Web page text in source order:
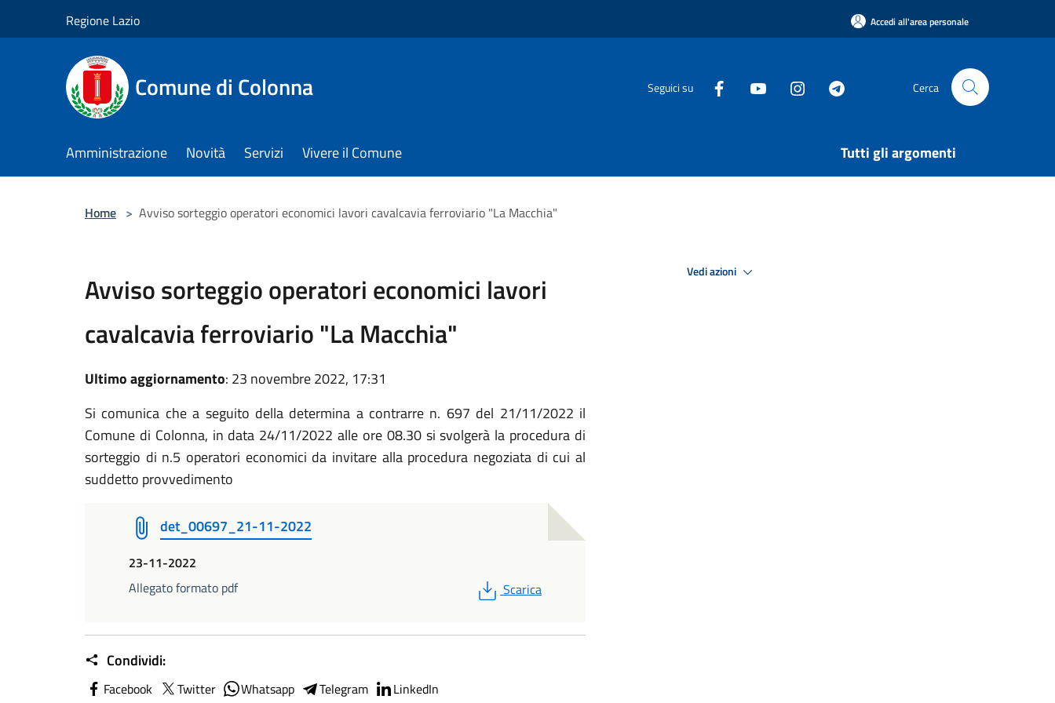
Regione Lazio Accedi all'area personale
Comune di Colonna Seguici su Cerca
Amministrazione Novità Servizi Vivere il Comune Tutti gli argomenti
Home > Avviso sorteggio operatori economici lavori cavalcavia ferroviario "La Macchia"
Avviso sorteggio operatori economici lavori
cavalcavia ferroviario "La Macchia"
Ultimo aggiornamento: 23 novembre 2022, 17:31
Si comunica che a seguito della determina a contrarre n. 697 del 21/11/2022 il
Comune di Colonna, in data 24/11/2022 alle ore 08.30 si svolgerà la procedura di
sorteggio di n.5 operatori economici da invitare alla procedura negoziata di cui al
suddetto provvedimento
det_00697_21-11-2022
23-11-2022
Allegato formato pdf
PDF
Scarica
Condividi:
Facebook Twitter Whatsapp Telegram LinkedIn
Vedi azioni